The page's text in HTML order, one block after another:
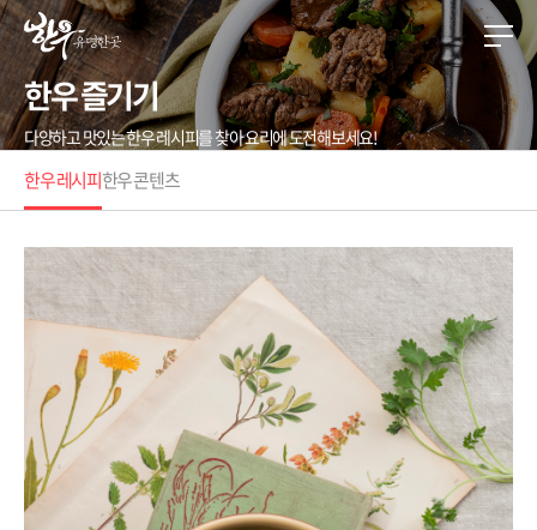
한우 즐기기
다양하고 맛있는 한우 레시피를 찾아 요리에 도전해보세요!
한우 레시피한우 콘텐츠